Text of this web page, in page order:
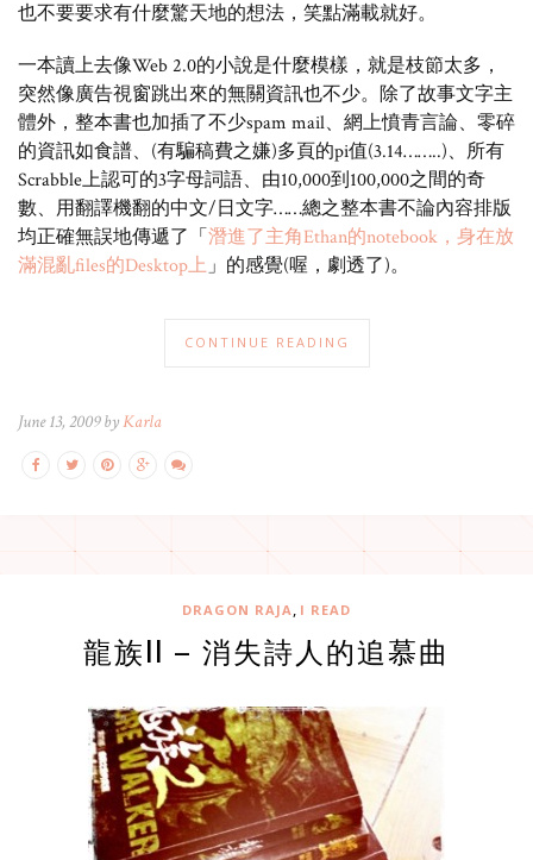
也不要要求有什麼驚天地的想法，笑點滿載就好。
一本讀上去像Web 2.0的小說是什麼模樣，就是枝節太多，
突然像廣告視窗跳出來的無關資訊也不少。除了故事文字主
體外，整本書也加插了不少spam mail、網上憤青言論、零碎
的資訊如食譜、(有騙稿費之嫌)多頁的pi值(3.14……..)、所有
Scrabble上認可的3字母詞語、由10,000到100,000之間的奇
數、用翻譯機翻的中文/日文字……總之整本書不論內容排版
均正確無誤地傳遞了「 潛進了主角Ethan的notebook，身在放
滿混亂files的Desktop上」的感覺(喔，劇透了)。
CONTINUE READING
June 13, 2009 byKarla
DRAGON RAJA, I READ
龍族II – 消失詩人的追慕曲